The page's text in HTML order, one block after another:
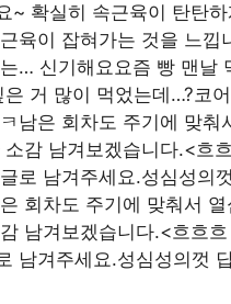
~ 확실히 속근육이 탄탄
육이 잡혀가는 것을 느낍
… 신기해요요즘 빵 맨날
은 거 많이 먹었는데…?코
남은 회차도 주기에 맞춰
소감 남겨보겠습니다.<흐
로 남겨주세요.성심성의
회차도 주기에 맞춰서 열
남겨보겠습니다.<흐흐
남겨주세요.성심성의껏